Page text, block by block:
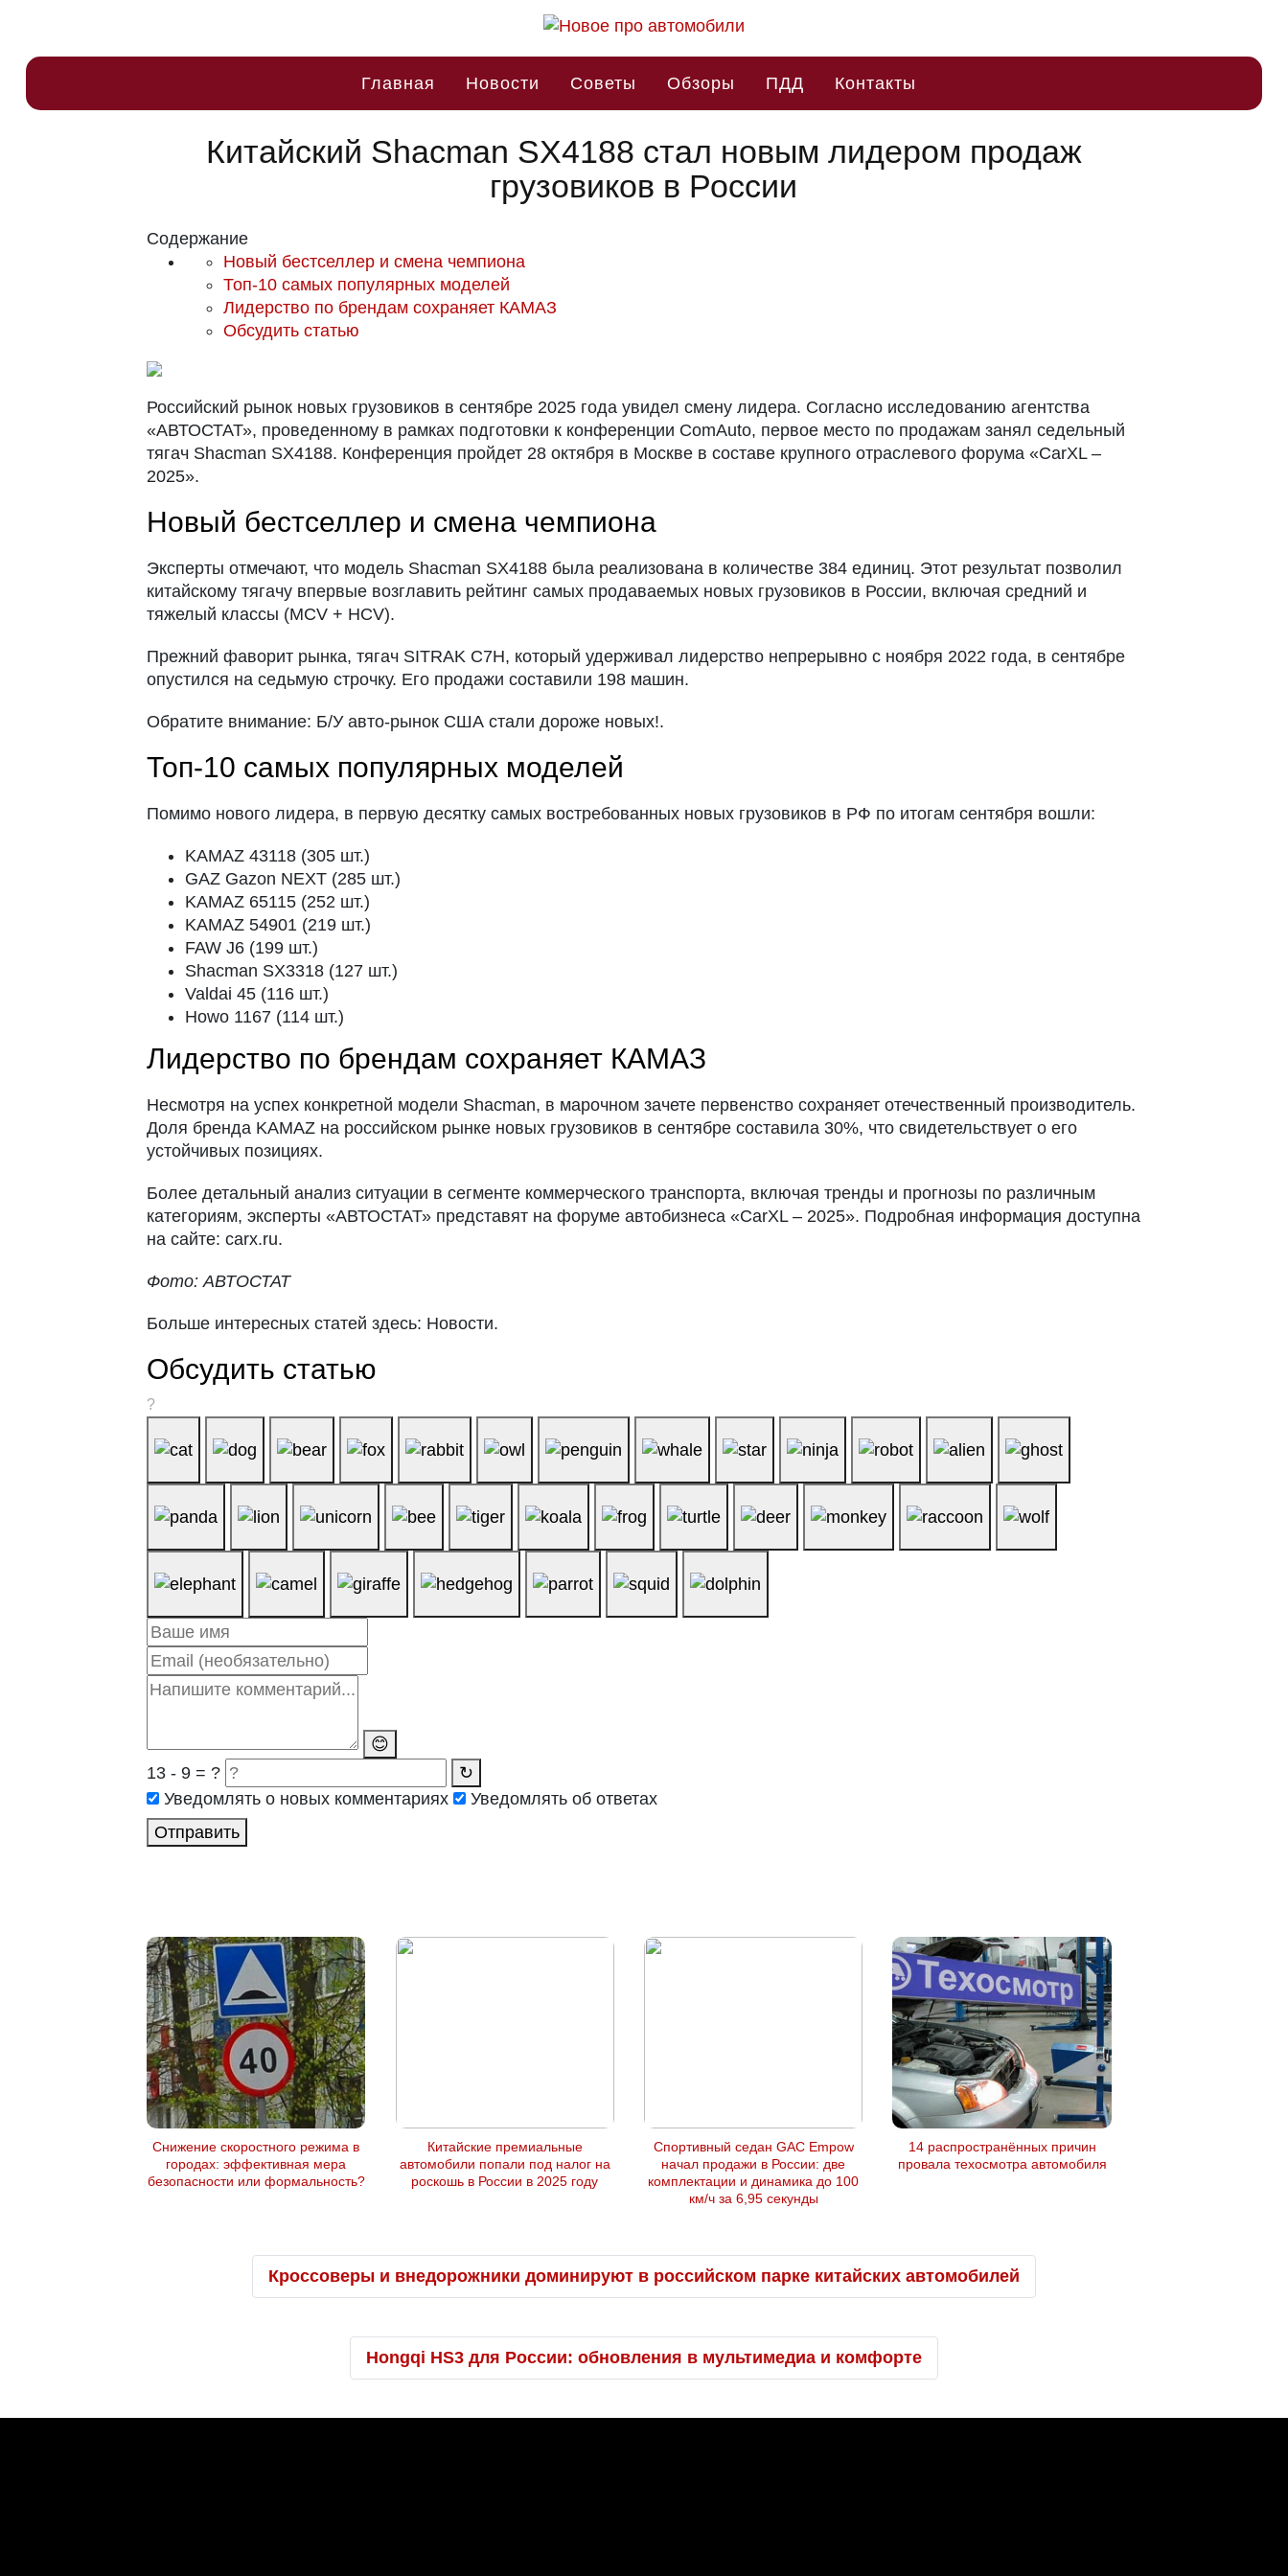
Главная Новости Советы Обзоры ПДД Контакты
Китайский Shacman SX4188 стал новым лидером продаж
грузовиков в России
Содержание
Новый бестселлер и смена чемпиона
Топ-10 самых популярных моделей
Лидерство по брендам сохраняет КАМАЗ
Обсудить статью
Российский рынок новых грузовиков в сентябре 2025 года увидел смену лидера. Согласно исследованию агентства
«АВТОСТАТ», проведенному в рамках подготовки к конференции ComAuto, первое место по продажам занял седельный
тягач Shacman SX4188. Конференция пройдет 28 октября в Москве в составе крупного отраслевого форума «CarXL –
2025».
Новый бестселлер и смена чемпиона
Эксперты отмечают, что модель Shacman SX4188 была реализована в количестве 384 единиц. Этот результат позволил
китайскому тягачу впервые возглавить рейтинг самых продаваемых новых грузовиков в России, включая средний и
тяжелый классы (MCV + HCV).
Прежний фаворит рынка, тягач SITRAK C7H, который удерживал лидерство непрерывно с ноября 2022 года, в сентябре
опустился на седьмую строчку. Его продажи составили 198 машин.
Обратите внимание: Б/У авто-рынок США стали дороже новых!.
Топ-10 самых популярных моделей
Помимо нового лидера, в первую десятку самых востребованных новых грузовиков в РФ по итогам сентября вошли:
KAMAZ 43118 (305 шт.)
GAZ Gazon NEXT (285 шт.)
KAMAZ 65115 (252 шт.)
KAMAZ 54901 (219 шт.)
FAW J6 (199 шт.)
Shacman SX3318 (127 шт.)
Valdai 45 (116 шт.)
Howo 1167 (114 шт.)
Лидерство по брендам сохраняет КАМАЗ
Несмотря на успех конкретной модели Shacman, в марочном зачете первенство сохраняет отечественный производитель.
Доля бренда KAMAZ на российском рынке новых грузовиков в сентябре составила 30%, что свидетельствует о его
устойчивых позициях.
Более детальный анализ ситуации в сегменте коммерческого транспорта, включая тренды и прогнозы по различным
категориям, эксперты «АВТОСТАТ» представят на форуме автобизнеса «CarXL – 2025». Подробная информация доступна
на сайте: carx.ru.
Фото: АВТОСТАТ
Больше интересных статей здесь: Новости.
Обсудить статью
?
😊
13 - 9 = ?
↻
Уведомлять о новых комментариях
Уведомлять об ответах
Отправить
Снижение скоростного режима в
городах: эффективная мера
безопасности или формальность?
Китайские премиальные
автомобили попали под налог на
роскошь в России в 2025 году
Спортивный седан GAC Empow
начал продажи в России: две
комплектации и динамика до 100
км/ч за 6,95 секунды
14 распространённых причин
провала техосмотра автомобиля
Кроссоверы и внедорожники доминируют в российском парке китайских автомобилей
Hongqi HS3 для России: обновления в мультимедиа и комфорте